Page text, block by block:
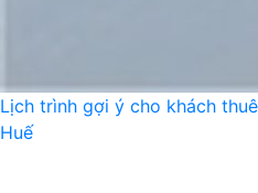
Lịch trình gợi ý cho khách
Huế